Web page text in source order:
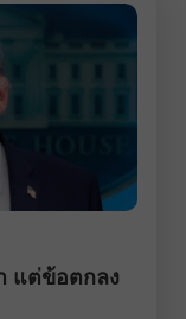
แต่ข้อตกลง